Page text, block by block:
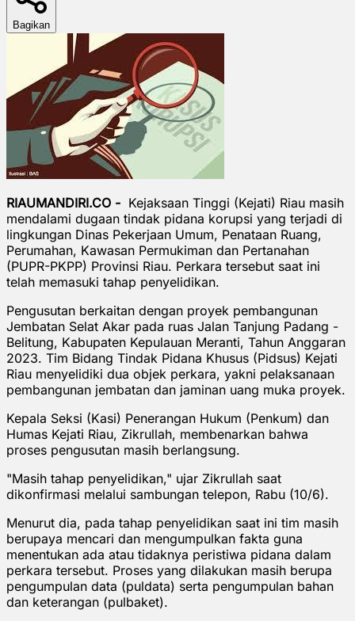
Bagikan
RIAUMANDIRI.CO - Kejaksaan Tinggi (Kejati) Riau masih
mendalami dugaan tindak pidana korupsi yang terjadi di
lingkungan Dinas Pekerjaan Umum, Penataan Ruang,
Perumahan, Kawasan Permukiman dan Pertanahan
(PUPR-PKPP) Provinsi Riau. Perkara tersebut saat ini
telah memasuki tahap penyelidikan.
Pengusutan berkaitan dengan proyek pembangunan
Jembatan Selat Akar pada ruas Jalan Tanjung Padang -
Belitung, Kabupaten Kepulauan Meranti, Tahun Anggaran
2023. Tim Bidang Tindak Pidana Khusus (Pidsus) Kejati
Riau menyelidiki dua objek perkara, yakni pelaksanaan
pembangunan jembatan dan jaminan uang muka proyek.
Kepala Seksi (Kasi) Penerangan Hukum (Penkum) dan
Humas Kejati Riau, Zikrullah, membenarkan bahwa
proses pengusutan masih berlangsung.
"Masih tahap penyelidikan," ujar Zikrullah saat
dikonfirmasi melalui sambungan telepon, Rabu (10/6).
Menurut dia, pada tahap penyelidikan saat ini tim masih
berupaya mencari dan mengumpulkan fakta guna
menentukan ada atau tidaknya peristiwa pidana dalam
perkara tersebut. Proses yang dilakukan masih berupa
pengumpulan data (puldata) serta pengumpulan bahan
dan keterangan (pulbaket).